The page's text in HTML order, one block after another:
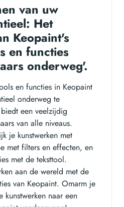
van uw
Het
Keopaint's
en functies
onderweg'.
en functies in Keopaint
onderweg te
een veelzijdig
van alle niveaus.
je kunstwerken met
met filters en effecten, en
met de teksttool.
aan de wereld met de
van Keopaint. Omarm je
naar een